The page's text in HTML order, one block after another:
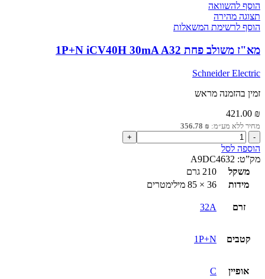
הוסף להשוואה
תצוגה מהירה
הוסף לרשימת המשאלות
מא"ז משולב פחת 1P+N iCV40H 30mA A32
Schneider Electric
זמין בהזמנה מראש
421.00 ₪
מחיר ללא מע״מ: 356.78 ₪
כמות
של
מא"ז
משולב
פחת
1P+N
30mA
הוספה לסל
מק”ט: A9DC4632
משקל
210 גרם
מידות
36 × 85 מילימטרים
זרם 32A
קטבים 1P+N
אופיין C